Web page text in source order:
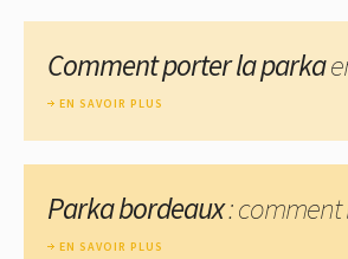
Comment porter la parka
EN SAVOIR PLUS
Parka bordeaux: comment
EN SAVOIR PLUS